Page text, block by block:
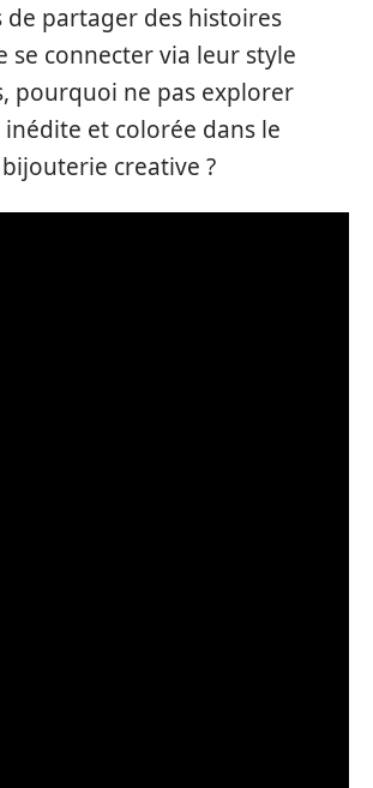
partager des histoires
se connecter via leur style
pourquoi ne pas explorer
et colorée dans le
creative ?